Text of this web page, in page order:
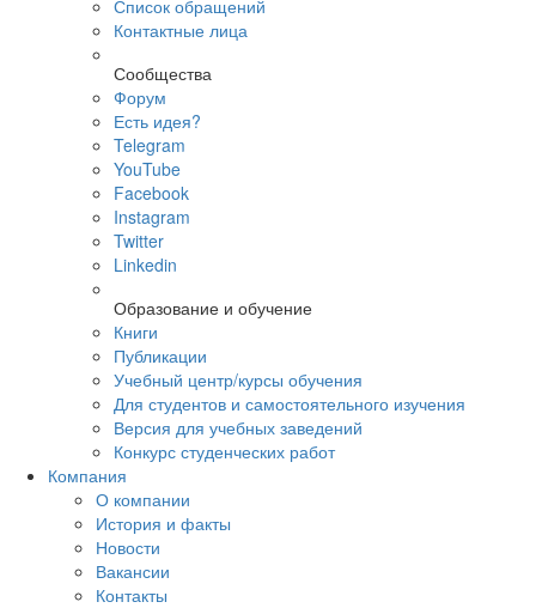
Список обращений
Контактные лица
Сообщества
Форум
Есть идея?
Telegram
YouTube
Facebook
Instagram
Twitter
Linkedin
Образование и обучение
Книги
Публикации
Учебный центр/курсы обучения
Для студентов и самостоятельного изучения
Версия для учебных заведений
Конкурс студенческих работ
Компания
О компании
История и факты
Новости
Вакансии
Контакты